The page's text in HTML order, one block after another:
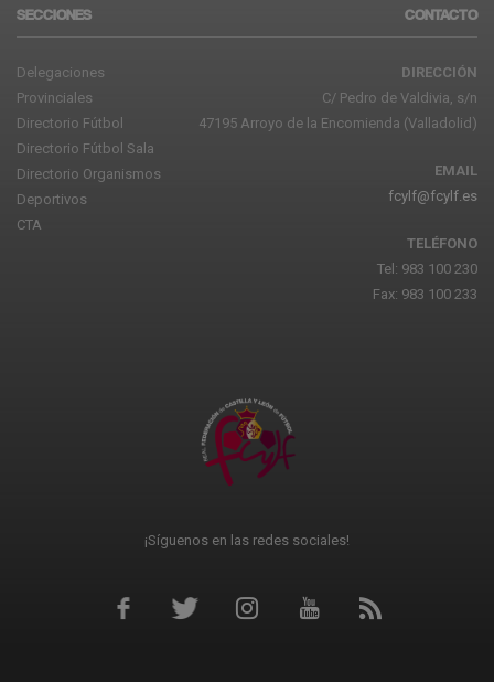
SECCIONES
Delegaciones
Provinciales
Directorio Fútbol
Directorio Fútbol Sala
Directorio Organismos
Deportivos
CTA
CONTACTO
DIRECCIÓN
C/ Pedro de Valdivia, s/n
47195 Arroyo de la Encomienda (Valladolid)
EMAIL
fcylf@fcylf.es
TELÉFONO
Tel: 983 100 230
Fax: 983 100 233
¡Síguenos en las redes sociales!